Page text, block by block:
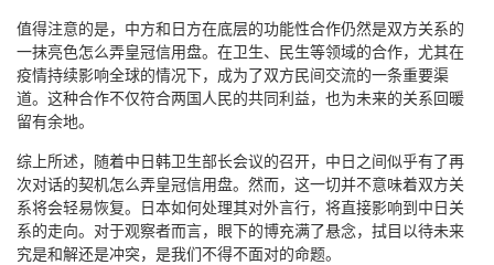
值得注意的是，中方和日方在底层的功能性合作仍然是双方关系的
一抹亮色怎么弄皇冠信用盘。在卫生、民生等领域的合作，尤其在
疫情持续影响全球的情况下，成为了双方民间交流的一条重要渠
道。这种合作不仅符合两国人民的共同利益，也为未来的关系回暖
留有余地。
综上所述，随着中日韩卫生部长会议的召开，中日之间似乎有了再
次对话的契机怎么弄皇冠信用盘。然而，这一切并不意味着双方关
系将会轻易恢复。日本如何处理其对外言行，将直接影响到中日关
系的走向。对于观察者而言，眼下的博充满了悬念，拭目以待未来
究是和解还是冲突，是我们不得不面对的命题。